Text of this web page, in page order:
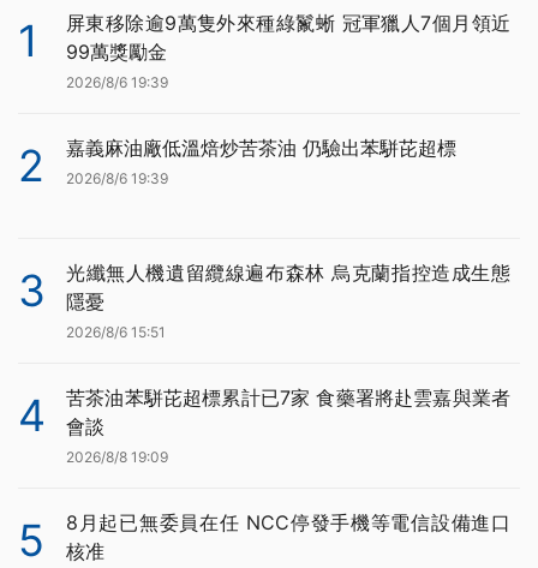
1
屏東移除逾9萬隻外來種綠鬣蜥 冠軍獵人7個月領近
99萬獎勵金
2026/8/6 19:39
2 嘉義麻油廠低溫焙炒苦茶油 仍驗出苯駢芘超標
2026/8/6 19:39
3
光纖無人機遺留纜線遍布森林 烏克蘭指控造成生態
隱憂
2026/8/6 15:51
4
苦茶油苯駢芘超標累計已7家 食藥署將赴雲嘉與業者
會談
2026/8/8 19:09
5
8月起已無委員在任 NCC停發手機等電信設備進口
核准